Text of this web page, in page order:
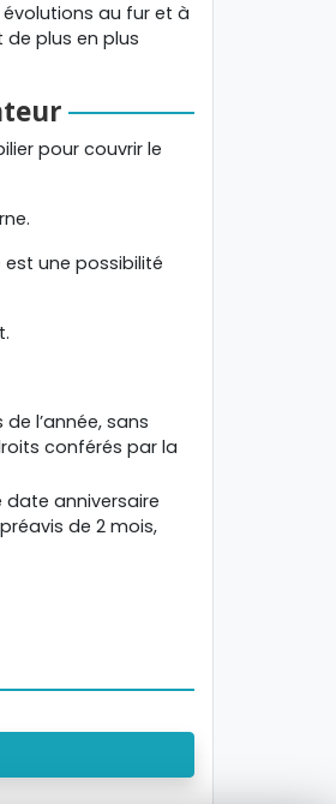
au fur et à
de plus en plus
pour couvrir le
est une possibilité
l’année, sans
conférés par la
anniversaire
de 2 mois,